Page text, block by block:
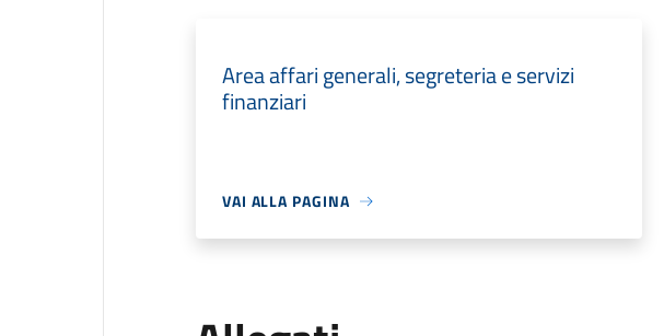
Area affari generali, segreteria e servizi
finanziari
VAI ALLA PAGINA